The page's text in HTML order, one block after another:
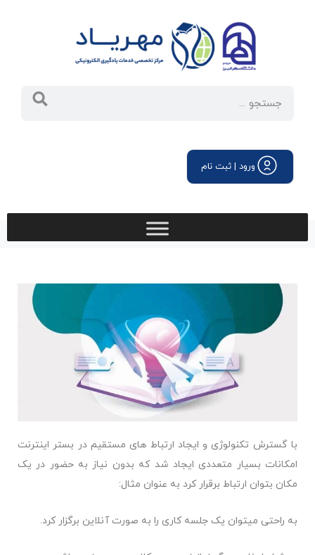
ورود | ثبت نام
با گسترش تکنولوژی و ایجاد ارتباط های مستقیم در بستر اینترنت
امکانات بسیار متعددی ایجاد شد که بدون نیاز به حضور در یک
مکان بتوان ارتباط برقرار کرد به عنوان مثال:
به راحتی میتوان یک جلسه کاری را به صورت آنلاین برگزار کرد.